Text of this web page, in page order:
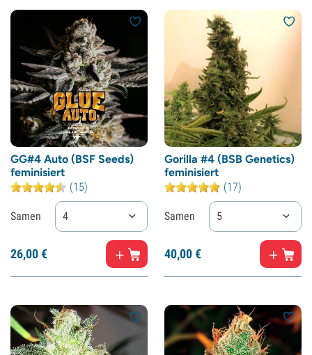
GG#4 Auto (BSF Seeds)
feminisiert
(15)
Samen 4
26,00€
Gorilla #4 (BSB Genetics)
feminisiert
(17)
Samen 5
40,00€